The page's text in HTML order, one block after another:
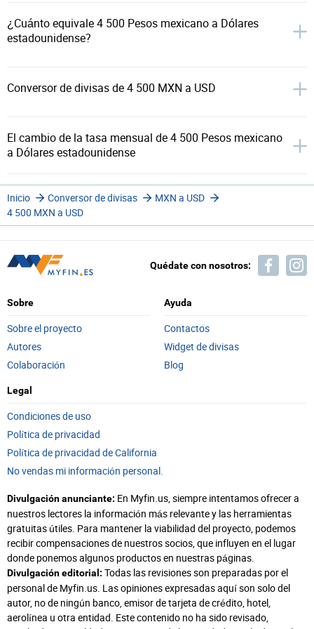
¿Cuánto equivale 4 500 Pesos mexicano a Dólares
estadounidense?
Conversor de divisas de 4 500 MXN a USD
El cambio de la tasa mensual de 4 500 Pesos mexicano
a Dólares estadounidense
Inicio Conversor de divisas
MXN a USD
4 500 MXN a USD
Quédate con nosotros:
Sobre
Sobre el proyecto
Autores
Colaboración
Ayuda
Contactos
Widget de divisas
Blog
Legal
Condiciones de uso
Política de privacidad
Política de privacidad de California
No vendas mi información personal.
Divulgación anunciante: En Myfin.us, siempre intentamos ofrecer a
nuestros lectores la información más relevante y las herramientas
gratuitas útiles. Para mantener la viabilidad del proyecto, podemos
recibir compensaciones de nuestros socios, que influyen en el lugar
donde ponemos algunos productos en nuestras páginas.
Divulgación editorial: Todas las revisiones son preparadas por el
personal de Myfin.us. Las opiniones expresadas aquí son solo del
autor, no de ningún banco, emisor de tarjeta de crédito, hotel,
aerolínea u otra entidad. Este contenido no ha sido revisado,